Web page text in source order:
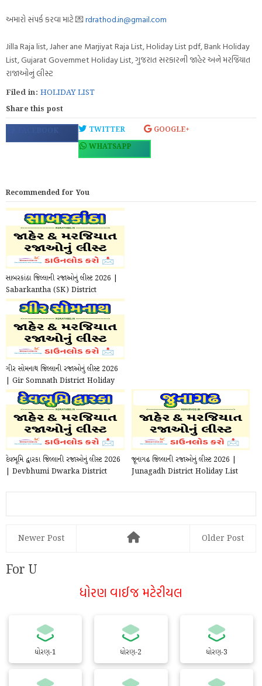
અમારો સંપર્ક કરવા માટે 💌rdrathod.in@gmail.com
Jilla Raja list, Jaher ane Marjiyat Raja List, Holiday List pdf, Bank Holiday
List, Gujarat Governmet Holiday List, ગુજરાત સરકારની જાહેર અને મરજિયાત
રાજાઓનું લીસ્ટ
Filed in: HOLIDAY LIST
Share this post
FACEBOOK TWITTER
GOOGLE+
WHATSAPP
Recommended for You
સાબરકાંઠા જિલ્લાની રજાઓનું લીસ્ટ 2026 |
Sabarkantha (SK) District
Holiday List p...
ગીર સોમનાથ જિલ્લાની રજાઓનું લીસ્ટ 2026
| Gir Somnath District Holiday
List pdf 2...
દેવભૂમિ દ્વારકા જિલ્લાની રજાઓનું લીસ્ટ 2026
| Devbhumi Dwarka District
જૂનાગઢ જિલ્લાની રજાઓનું લીસ્ટ 2026 |
Junagadh District Holiday List
Newer Post Older Post
For U
ધોરણ વાઈજ મટેરીયલ
ધોરણ-1 ધોરણ-2 ધોરણ-3